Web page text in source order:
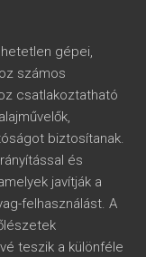
gépei,
számos
csatlakoztatható
biztosítanak.
és
javítják a
felhasználást. A
teszik a különféle